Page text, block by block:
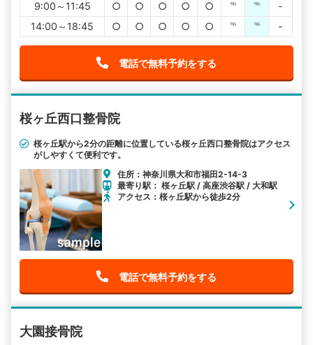
9:00～11:45 ○ ○ ○ ○ ○ ℡ ℡
-
14:00～18:45
○ ○ ○ ○ ○ ℡ ℡ -
電話で無料予約をする
桜ヶ丘西口整骨院
桜ヶ丘駅から2分の距離に位置している桜ヶ丘西口整骨院はアクセス
がしやすくて便利です。
住所：神奈川県大和市福田2-14-3
最寄り駅： 桜ヶ丘駅 / 高座渋谷駅 / 大和駅
アクセス：桜ヶ丘駅から徒歩2分
電話で無料予約をする
大園接骨院